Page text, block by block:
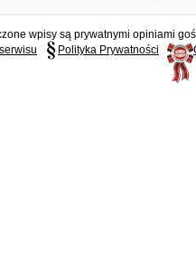
wpisy są prywatnymi opiniami
Polityka Prywatności